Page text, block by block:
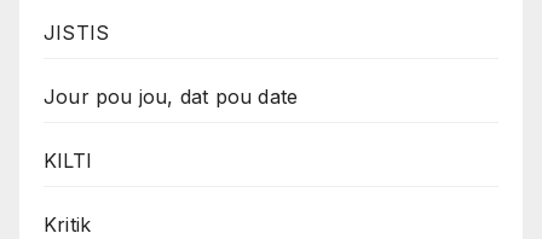
JISTIS
Jour pou jou, dat pou date
KILTI
Kritik